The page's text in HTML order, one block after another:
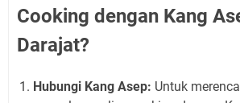
Cooking dengan Kang
Darajat?
Hubungi Kang Asep: Untuk